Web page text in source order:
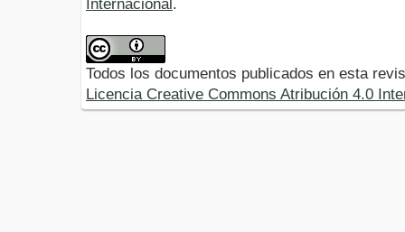
Internacional.
Todos los documentos publicados en esta
Licencia Creative Commons Atribución 4.0